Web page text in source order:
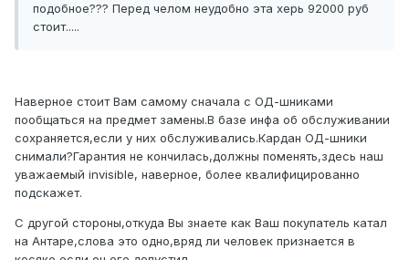
подобное??? Перед челом неудобно эта херь 92000 руб
стоит.....
Наверное стоит Вам самому сначала с ОД-шниками
пообщаться на предмет замены.В базе инфа об обслуживании
сохраняется,если у них обслуживались.Кардан ОД-шники
снимали?Гарантия не кончилась,должны поменять,здесь наш
уважаемый invisible, наверное, более квалифицированно
подскажет.
С другой стороны,откуда Вы знаете как Ваш покупатель катал
на Антаре,слова это одно,вряд ли человек признается в